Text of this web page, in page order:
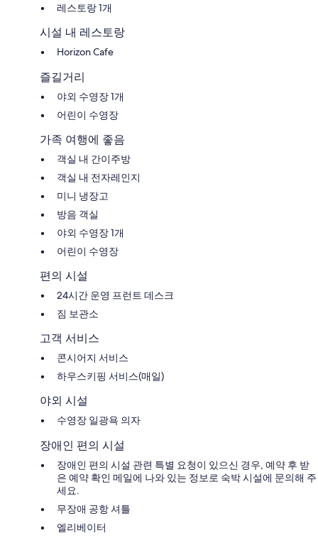
레스토랑 1개
시설 내 레스토랑
Horizon Cafe
즐길거리
야외 수영장 1개
어린이 수영장
가족 여행에 좋음
객실 내 간이주방
객실 내 전자레인지
미니 냉장고
방음 객실
야외 수영장 1개
어린이 수영장
편의 시설
24시간 운영 프런트 데스크
짐 보관소
고객 서비스
콘시어지 서비스
하우스키핑 서비스(매일)
야외 시설
수영장 일광욕 의자
장애인 편의 시설
장애인 편의 시설 관련 특별 요청이 있으신 경우, 예약 후 받
은 예약 확인 메일에 나와 있는 정보로 숙박 시설에 문의해 주
세요.
무장애 공항 셔틀
엘리베이터